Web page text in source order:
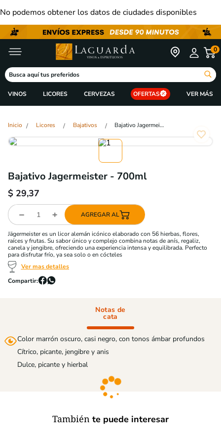
No podemos obtener los datos de ciudades disponibles
0
Busca aquí tus preferidos
VINOS LICORES CERVEZAS OFERTAS
Licores Bajativos Bajativo Jagermeister - 700ml
Bajativo Jagermeister - 700ml
$ 29,37
AGREGAR AL
Jägermeister es un licor alemán icónico elaborado con 56 hierbas, flores,
raíces y frutas. Su sabor único y complejo combina notas de anís, regaliz,
canela y jengibre, ofreciendo una experiencia intensa y equilibrada. Perfecto
para disfrutar frío, ya sea solo o en cócteles
Ver mas detalles
Notas de
cata
Color marrón oscuro, casi negro, con tonos ámbar profundos
Cítrico, picante, jengibre y anis
Dulce, picante y hierbal
También te puede interesar